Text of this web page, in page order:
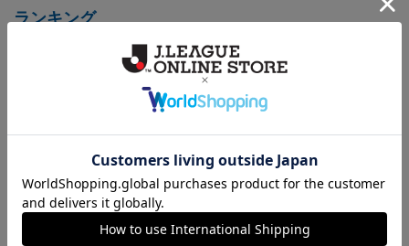
ランキング
（Sｰ3XL）2026/27 オー
NEW
水戸ホーリーホック ボ
水戸ホーリーホック ボ